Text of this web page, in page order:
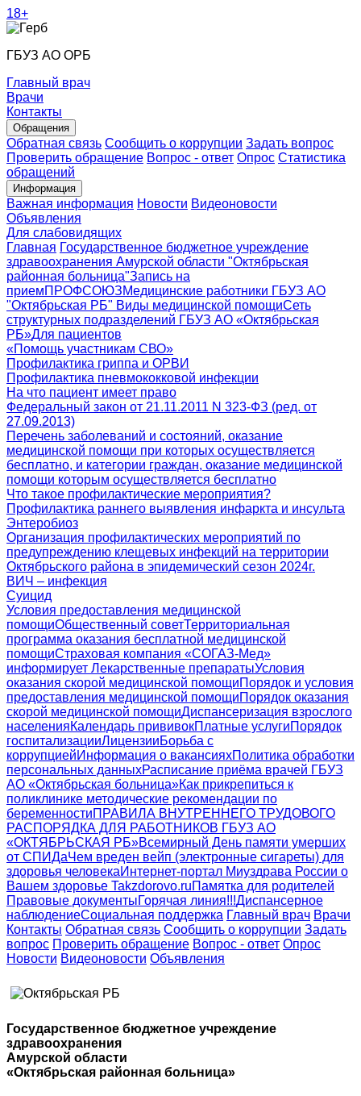
18+
ГБУЗ АО ОРБ
Главный врач
Врачи
Контакты
Обращения
Обратная связь Сообщить о коррупции Задать вопрос
Проверить обращение Вопрос - ответ Опрос Статистика
обращений
Информация
Важная информация Новости Видеоновости
Объявления
Для слабовидящих
Главная Государственное бюджетное учреждение
здравоохранения Амурской области "Октябрьская
районная больница"Запись на
приемПРОФСОЮЗМедицинские работники ГБУЗ АО
"Октябрьская РБ" Виды медицинской помощиСеть
структурных подразделений ГБУЗ АО «Октябрьская
РБ»Для пациентов
«Помощь участникам СВО»
Профилактика гриппа и ОРВИ
Профилактика пневмококковой инфекции
На что пациент имеет право
Федеральный закон от 21.11.2011 N 323-ФЗ (ред. от
27.09.2013)
Перечень заболеваний и состояний, оказание
медицинской помощи при которых осуществляется
бесплатно, и категории граждан, оказание медицинской
помощи которым осуществляется бесплатно
Что такое профилактические мероприятия?
Профилактика раннего выявления инфаркта и инсульта
Энтеробиоз
Организация профилактических мероприятий по
предупреждению клещевых инфекций на территории
Октябрьского района в эпидемический сезон 2024г.
ВИЧ – инфекция
Суицид
Условия предоставления медицинской
помощиОбщественный советТерриториальная
программа оказания бесплатной медицинской
помощиСтраховая компания «СОГАЗ-Мед»
информирует Лекарственные препаратыУсловия
оказания скорой медицинской помощиПорядок и условия
предоставления медицинской помощиПорядок оказания
скорой медицинской помощиДиспансеризация взрослого
населенияКалендарь прививокПлатные услугиПорядок
госпитализацииЛицензииБорьба с
коррупциейИнформация о вакансияхПолитика обработки
персональных данныхРасписание приёма врачей ГБУЗ
АО «Октябрьская больница»Как прикрепиться к
поликлинике методические рекомендации по
беременностиПРАВИЛА ВНУТРЕННЕГО ТРУДОВОГО
РАСПОРЯДКА ДЛЯ РАБОТНИКОВ ГБУЗ АО
«ОКТЯБРЬСКАЯ РБ»Всемирный День памяти умерших
от СПИДаЧем вреден вейп (электронные сигареты) для
здоровья человекаИнтернет-портал Миyздрава России о
Вашем здоровье Takzdorovo.ruПамятка для родителей
Правовые документыГорячая линия!!!Диспансерное
наблюдениеСоциальная поддержка Главный врач Врачи
Контакты Обратная связь Сообщить о коррупции Задать
вопрос Проверить обращение Вопрос - ответ Опрос
Новости Видеоновости Объявления
Государственное бюджетное учреждение
здравоохранения
Амурской области
«Октябрьская районная больница»